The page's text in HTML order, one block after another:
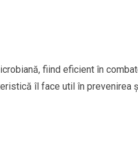
fiind eficient în
îl face util în prevenirea